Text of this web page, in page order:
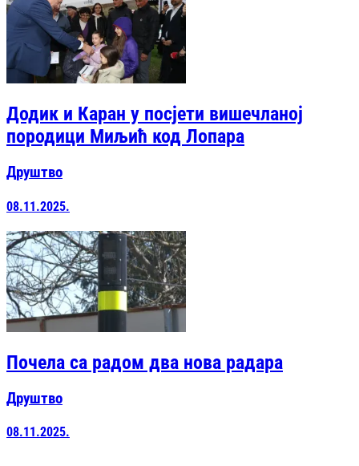
Додик и Каран у посјети вишечланој
породици Миљић код Лопара
Друштво
08.11.2025.
Почела са радом два нова радара
Друштво
08.11.2025.